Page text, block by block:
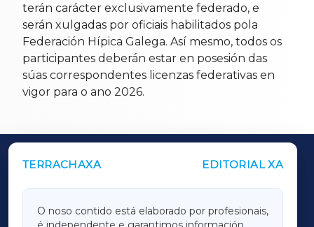
terán carácter exclusivamente federado, e
serán xulgadas por oficiais habilitados pola
Federación Hípica Galega. Así mesmo, todos os
participantes deberán estar en posesión das
súas correspondentes licenzas federativas en
vigor para o ano 2026.
TERRACHAXA EDITORIAL XA
O noso contido está elaborado por profesionais,
OUTROS PERIÓDICOS